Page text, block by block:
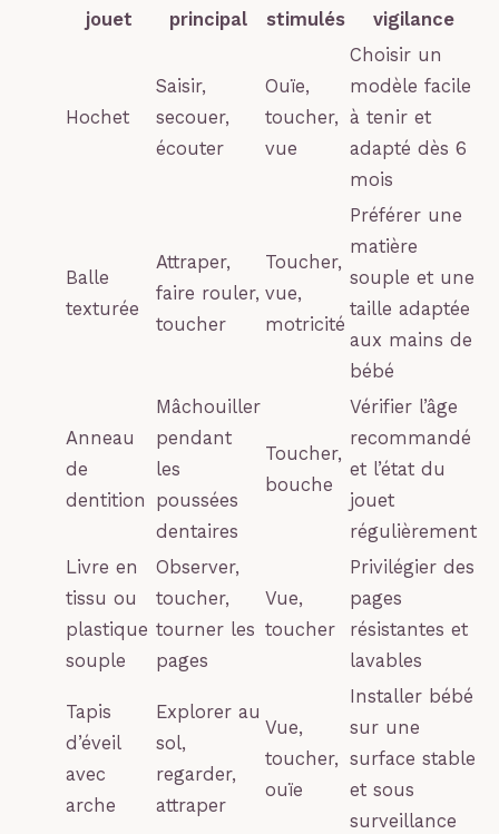
jouet principal stimulés vigilance
Hochet
Saisir,
secouer,
écouter
Ouïe,
toucher,
vue
Choisir un
modèle facile
à tenir et
adapté dès 6
mois
Balle
texturée
Attraper,
faire rouler,
toucher
Toucher,
vue,
motricité
Préférer une
matière
souple et une
taille adaptée
aux mains de
bébé
Anneau
de
dentition
Mâchouiller
pendant
les
poussées
dentaires
Toucher,
bouche
Vérifier l’âge
recommandé
et l’état du
jouet
régulièrement
Livre en
tissu ou
plastique
souple
Observer,
toucher,
tourner les
pages
Vue,
toucher
Privilégier des
pages
résistantes et
lavables
Tapis
d’éveil
avec
arche
Explorer au
sol,
regarder,
attraper
Vue,
toucher,
ouïe
Installer bébé
sur une
surface stable
et sous
surveillance